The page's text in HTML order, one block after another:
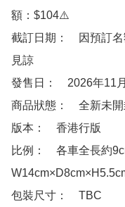
額：$104⚠️
截訂日期：　因預訂
見諒
發售日：　2026年11月
商品狀態：　全新未
版本：　香港行版
比例：　各車全長約
包裝尺寸：　TBC